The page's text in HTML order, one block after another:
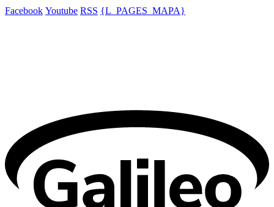
Facebook Youtube RSS {L_PAGES_MAPA}